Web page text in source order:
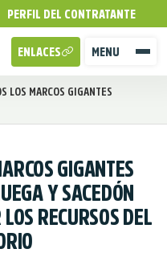
PERFIL DEL CONTRATANTE
MENU
ENLACES
LOS MARCOS GIGANTES
GIGANTES
Y SACEDÓN
RECURSOS DEL